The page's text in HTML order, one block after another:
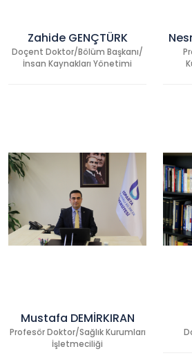
Zahide GENÇTÜRK
Doçent Doktor/Bölüm Başkanı/
İnsan Kaynakları Yönetimi
Mustafa DEMİRKIRAN
Profesör Doktor/Sağlık Kurumları
İşletmeciliği